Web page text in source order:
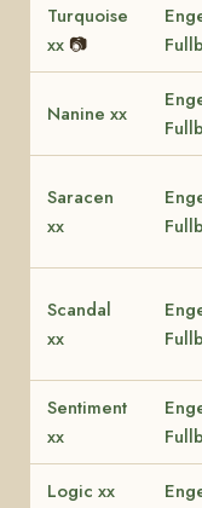
Turquoise
xx 📷
Nanine xx
Saracen
xx
Scandal
xx
Sentiment
xx
Logic xx